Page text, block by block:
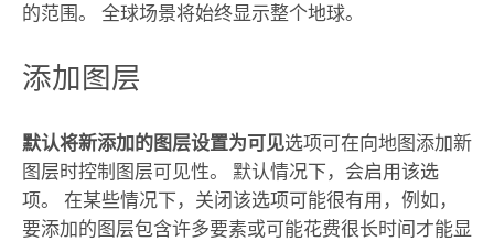
的范围。 全球场景将始终显示整个地球。
添加图层
默认将新添加的图层设置为可见选项可在向地图添加新
图层时控制图层可见性。 默认情况下，会启用该选
项。 在某些情况下，关闭该选项可能很有用，例如，
要添加的图层包含许多要素或可能花费很长时间才能显